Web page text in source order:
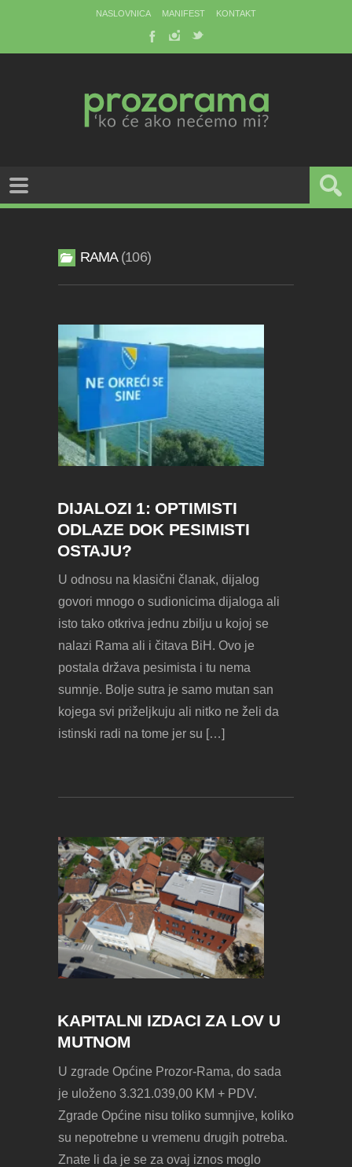
NASLOVNICA MANIFEST KONTAKT
RAMA 106
DIJALOZI 1: OPTIMISTI
ODLAZE DOK PESIMISTI
OSTAJU?
U odnosu na klasični članak, dijalog
govori mnogo o sudionicima dijaloga ali
isto tako otkriva jednu zbilju u kojoj se
nalazi Rama ali i čitava BiH. Ovo je
postala država pesimista i tu nema
sumnje. Bolje sutra je samo mutan san
kojega svi priželjkuju ali nitko ne želi da
istinski radi na tome jer su […]
KAPITALNI IZDACI ZA LOV U
MUTNOM
U zgrade Općine Prozor-Rama, do sada
je uloženo 3.321.039,00 KM + PDV.
Zgrade Općine nisu toliko sumnjive, koliko
su nepotrebne u vremenu drugih potreba.
Znate li da je se za ovaj iznos moglo